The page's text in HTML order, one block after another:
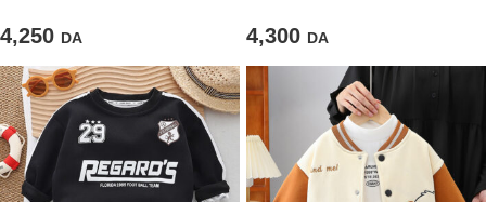
4,250 DA
et Moderne
4,300 DA